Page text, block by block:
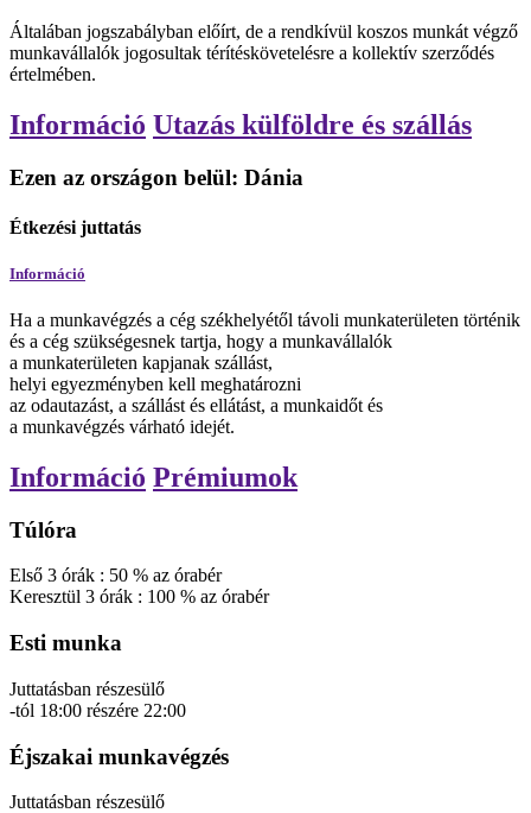
Általában jogszabályban előírt, de a rendkívül koszos munkát végző
munkavállalók jogosultak térítéskövetelésre a kollektív szerződés
értelmében.
Információ Utazás külföldre és szállás
Ezen az országon belül: Dánia
Étkezési juttatás
Információ
Ha a munkavégzés a cég székhelyétől távoli munkaterületen történik
és a cég szükségesnek tartja, hogy a munkavállalók
a munkaterületen kapjanak szállást,
helyi egyezményben kell meghatározni
az odautazást, a szállást és ellátást, a munkaidőt és
a munkavégzés várható idejét.
Információ Prémiumok
Túlóra
Első 3 órák : 50 % az órabér
Keresztül 3 órák : 100 % az órabér
Esti munka
Juttatásban részesülő
-tól 18:00 részére 22:00
Éjszakai munkavégzés
Juttatásban részesülő